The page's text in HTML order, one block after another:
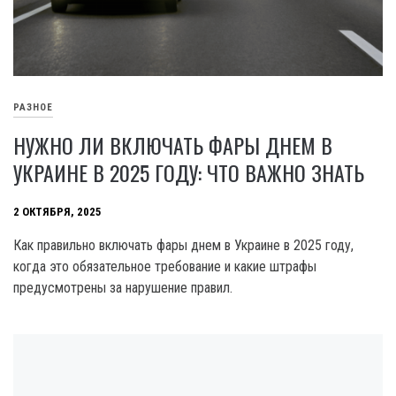
РАЗНОЕ
НУЖНО ЛИ ВКЛЮЧАТЬ ФАРЫ ДНЕМ В
УКРАИНЕ В 2025 ГОДУ: ЧТО ВАЖНО ЗНАТЬ
2 ОКТЯБРЯ, 2025
Как правильно включать фары днем в Украине в 2025 году,
когда это обязательное требование и какие штрафы
предусмотрены за нарушение правил.